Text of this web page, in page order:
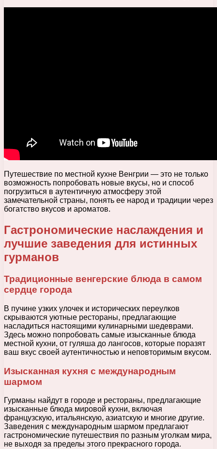
Путешествие по местной кухне Венгрии — это не только
возможность попробовать новые вкусы, но и способ
погрузиться в аутентичную атмосферу этой
замечательной страны, понять ее народ и традиции через
богатство вкусов и ароматов.
Гастрономические наслаждения и
лучшие заведения для истинных
гурманов
Традиционные венгерские блюда в самом
сердце города
В пучине узких улочек и исторических переулков
скрываются уютные рестораны, предлагающие
насладиться настоящими кулинарными шедеврами.
Здесь можно попробовать самые изысканные блюда
местной кухни, от гуляша до лангосов, которые поразят
ваш вкус своей аутентичностью и неповторимым вкусом.
Изысканная кухня с международным
шармом
Гурманы найдут в городе и рестораны, предлагающие
изысканные блюда мировой кухни, включая
французскую, итальянскую, азиатскую и многие другие.
Заведения с международным шармом предлагают
гастрономические путешествия по разным уголкам мира,
не выходя за пределы этого прекрасного города.